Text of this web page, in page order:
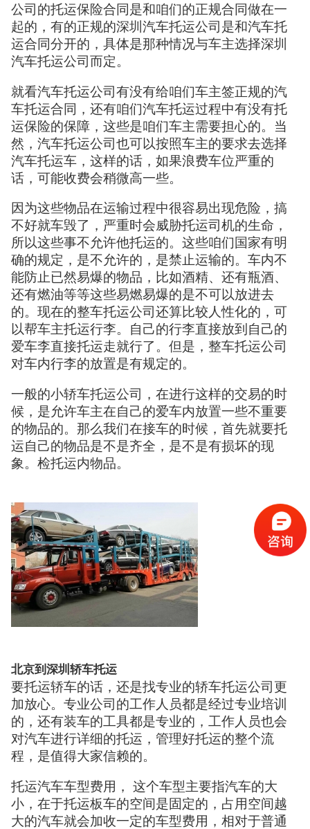
公司的托运保险合同是和咱们的正规合同做在一
起的，有的正规的深圳汽车托运公司是和汽车托
运合同分开的，具体是那种情况与车主选择深圳
汽车托运公司而定。
就看汽车托运公司有没有给咱们车主签正规的汽
车托运合同，还有咱们汽车托运过程中有没有托
运保险的保障，这些是咱们车主需要担心的。当
然，汽车托运公司也可以按照车主的要求去选择
汽车托运车，这样的话，如果浪费车位严重的
话，可能收费会稍微高一些。
因为这些物品在运输过程中很容易出现危险，搞
不好就车毁了，严重时会威胁托运司机的生命，
所以这些事不允许他托运的。这些咱们国家有明
确的规定，是不允许的，是禁止运输的。车内不
能防止已然易爆的物品，比如酒精、还有瓶酒、
还有燃油等等这些易燃易爆的是不可以放进去
的。现在的整车托运公司还算比较人性化的，可
以帮车主托运行李。自己的行李直接放到自己的
爱车李直接托运走就行了。但是，整车托运公司
对车内行李的放置是有规定的。
一般的小轿车托运公司，在进行这样的交易的时
候，是允许车主在自己的爱车内放置一些不重要
的物品的。那么我们在接车的时候，首先就要托
运自己的物品是不是齐全，是不是有损坏的现
象。检托运内物品。
北京到深圳轿车托运
要托运轿车的话，还是找专业的轿车托运公司更
加放心。专业公司的工作人员都是经过专业培训
的，还有装车的工具都是专业的，工作人员也会
对汽车进行详细的托运，管理好托运的整个流
程，是值得大家信赖的。
托运汽车车型费用， 这个车型主要指汽车的大
小，在于托运板车的空间是固定的，占用空间越
大的汽车就会加收一定的车型费用，相对于普通